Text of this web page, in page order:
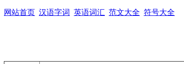
网站首页 汉语字词 英语词汇 范文大全 符号大全